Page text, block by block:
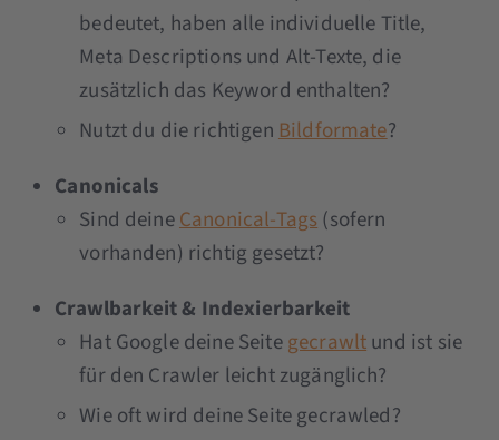
bedeutet, haben alle individuelle Title,
Meta Descriptions und Alt-Texte, die
zusätzlich das Keyword enthalten?
Nutzt du die richtigenBildformate?
Canonicals
Sind deineCanonical-Tags(sofern
vorhanden) richtig gesetzt?
Crawlbarkeit & Indexierbarkeit
Hat Google deine Seitegecrawltund ist sie
für den Crawler leicht zugänglich?
Wie oft wird deine Seite gecrawled?